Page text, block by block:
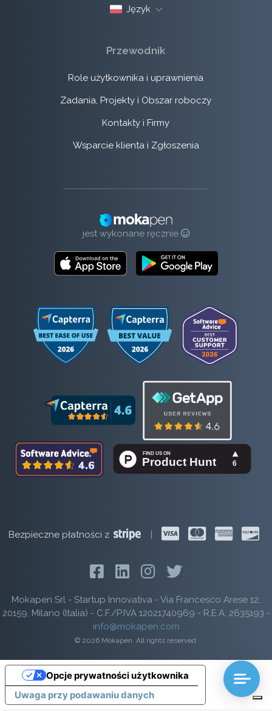
Język
Przewodnik
Role użytkownika i uprawnienia
Zadania, Projekty i Obszar roboczy
Kontakty i Firmy
Wsparcie klienta i Zgłoszenia
jest wykonane ręcznie
Bezpieczne płatności z |
Mokapen Srl - Startup Innovativa - Via Francesco Arese 12,
20159, Milano (Italia) - C.F./P.IVA 12021740969 - R.E.A. 2635193 -
info@mokapen.com
© 2026 Mokapen. All rights reserved.
Uwaga przy podawaniu danych
Opcje prywatności użytkownika